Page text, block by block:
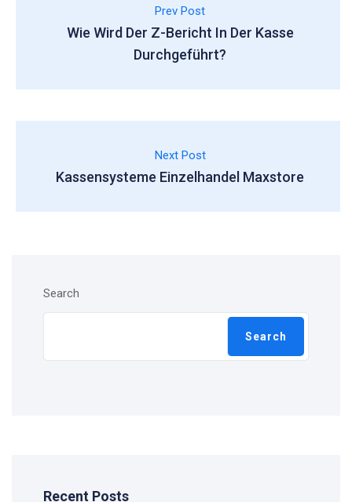
Prev Post
Wie Wird Der Z-Bericht In Der Kasse
Durchgeführt?
Next Post
Kassensysteme Einzelhandel Maxstore
Search
Search
Recent Posts